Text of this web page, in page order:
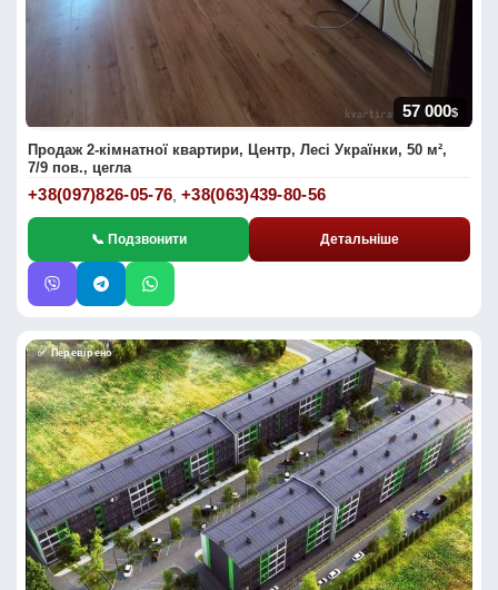
57 000$
Продаж 2-кімнатної квартири, Центр, Лесі Українки, 50 м²,
7/9 пов., цегла
+38(097)826-05-76 ,+38(063)439-80-56
📞 Подзвонити Детальніше
✅ Перевірено